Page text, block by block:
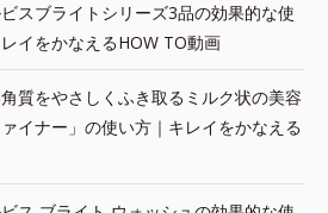
スブライトシリーズ3品の効果的な使
イをかなえるHOW TO動画
質をやさしくふき取るミルク状の美容
イナー」の使い方｜キレイをかなえる